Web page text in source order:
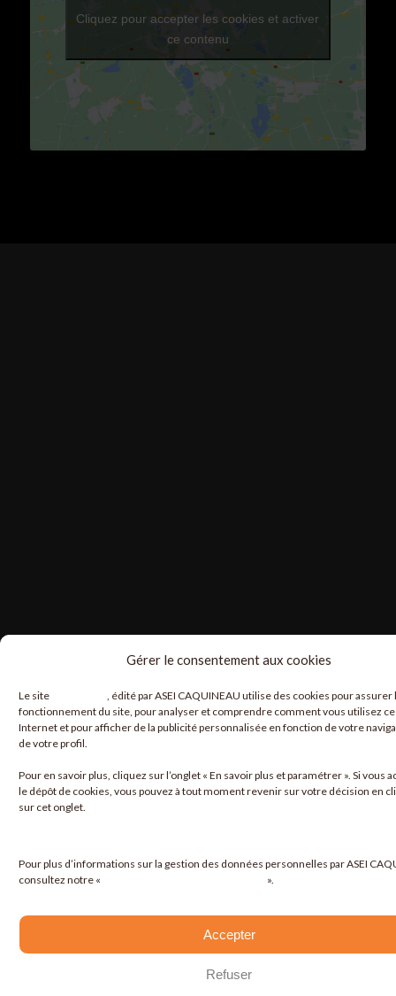
Gérer le consentement aux cookies
Le site
, édité par ASEI CAQUINEAU utilise des cookies pour assurer
fonctionnement du site, pour analyser et comprendre comment vous utilisez
Internet et pour afficher de la publicité personnalisée en fonction de votre
de votre profil.
Pour en savoir plus, cliquez sur l’onglet « En savoir plus et paramétrer ». Si vous
le dépôt de cookies, vous pouvez à tout moment revenir sur votre décision en
sur cet onglet.
Pour plus d’informations sur la gestion des données personnelles par ASEI
consultez notre «
».
Accepter
Refuser
Cliquez pour accepter les cookies et activer
ce contenu